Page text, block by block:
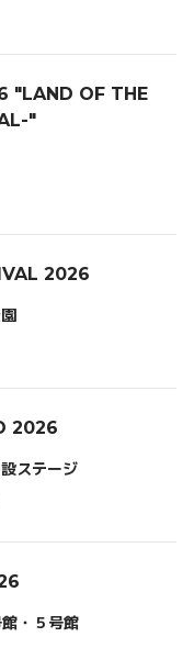
"LAND OF THE
"
2026
2026
ステージ
・５号館